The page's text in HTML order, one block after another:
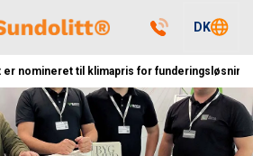
DK
er nomineret til klimapris for funderingsløsning